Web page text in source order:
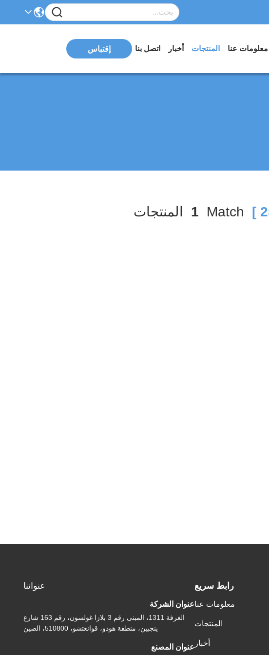
معلومات عنا المنتجات أخبار اتصل بنا إقتباس
1 المنتجات
رابط سريع
معلومات عنا
المنتجات
أخبار
عنواننا
عنوان الشركة
الغرفة 1311، المبنى رقم 3 بلازا غولسون، رقم 163 شارع
ينجبين، منطقة هودو، قوانغتشو، 510800، الصين
عنوان المصنع